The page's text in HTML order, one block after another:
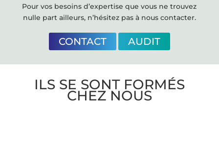
Pour vos besoins d’expertise que vous ne trouvez
nulle part ailleurs, n’hésitez pas à nous contacter.
CONTACT AUDIT
ILS SE SONT FORMÉS
CHEZ NOUS